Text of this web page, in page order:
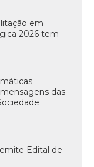
em
2026 tem
das
Edital de